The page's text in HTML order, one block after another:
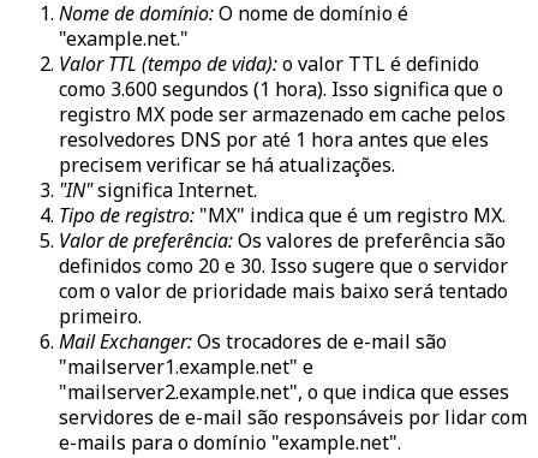
Nome de domínio:O nome de domínio é
"example.net."
Valor TTL (tempo de vida):o valor TTL é definido
como 3.600 segundos (1 hora). Isso significa que o
registro MX pode ser armazenado em cache pelos
resolvedores DNS por até 1 hora antes que eles
precisem verificar se há atualizações.
"IN"significa Internet.
Tipo de registro:"MX" indica que é um registro MX.
Valor de preferência:Os valores de preferência são
definidos como 20 e 30. Isso sugere que o servidor
com o valor de prioridade mais baixo será tentado
primeiro.
Mail Exchanger:Os trocadores de e-mail são
"mailserver1.example.net" e
"mailserver2.example.net", o que indica que esses
servidores de e-mail são responsáveis por lidar com
e-mails para o domínio "example.net".